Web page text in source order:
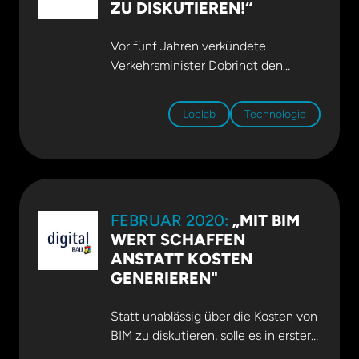
und Videos aufbaden online
ZU DISKUTIEREN!“
Vor fünf Jahren verkündete
Verkehrsminister Dobrindt den
Bauen. Dr. Ilka May gehörte zu den
maßgeblichen AutorInnen. Wir
nach fünf Jahren Stufenplan und die
Perspektiven für BIM in Deutschland.
May aufBuild-Ing
Loclab Technologie
FEBRUAR 2020: „MIT BIM
WERT SCHAFFEN
ANSTATT KOSTEN
GENERIEREN"
Statt unablässig über die Kosten von
BIM zu diskutieren, solle es in erster